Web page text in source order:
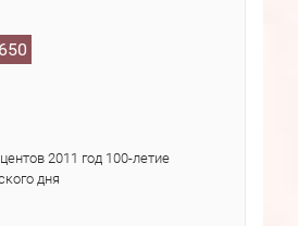
2011 год 100-летие
дня